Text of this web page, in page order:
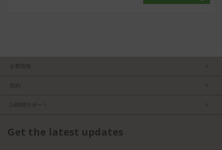
企業情報
求人
規約
ISO認証
24時間サポート
お問い合わせ
Get the latest updates